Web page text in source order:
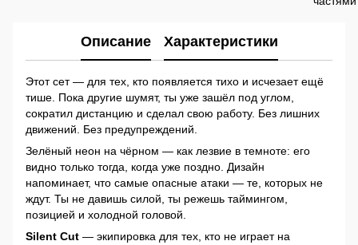
Описание Характеристики
Этот сет — для тех, кто появляется тихо и исчезает ещё
тише. Пока другие шумят, ты уже зашёл под углом,
сократил дистанцию и сделал свою работу. Без лишних
движений. Без предупреждений.
Зелёный неон на чёрном — как лезвие в темноте: его
видно только тогда, когда уже поздно. Дизайн
напоминает, что самые опасные атаки — те, которых не
ждут. Ты не давишь силой, ты режешь таймингом,
позицией и холодной головой.
Silent Cut — экипировка для тех, кто не играет на